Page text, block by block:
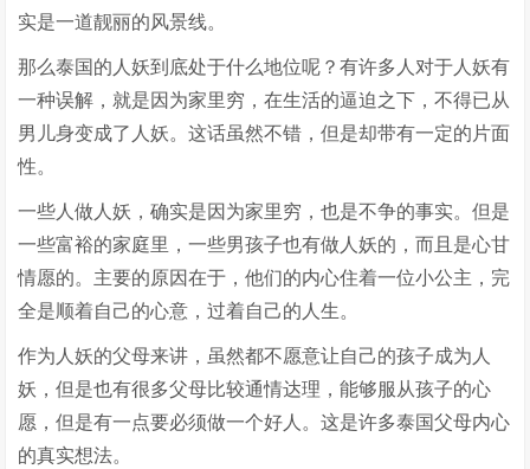
实是一道靓丽的风景线。
那么泰国的人妖到底处于什么地位呢？有许多人对于人妖有
一种误解，就是因为家里穷，在生活的逼迫之下，不得已从
男儿身变成了人妖。这话虽然不错，但是却带有一定的片面
性。
一些人做人妖，确实是因为家里穷，也是不争的事实。但是
一些富裕的家庭里，一些男孩子也有做人妖的，而且是心甘
情愿的。主要的原因在于，他们的内心住着一位小公主，完
全是顺着自己的心意，过着自己的人生。
作为人妖的父母来讲，虽然都不愿意让自己的孩子成为人
妖，但是也有很多父母比较通情达理，能够服从孩子的心
愿，但是有一点要必须做一个好人。这是许多泰国父母内心
的真实想法。